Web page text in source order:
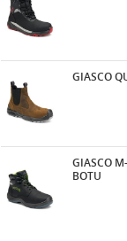
GIASCO
GIASCO
BOTU